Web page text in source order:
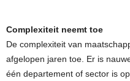
Complexiteit neemt toe
De complexiteit van
afgelopen jaren toe. Er is
één departement of sector is